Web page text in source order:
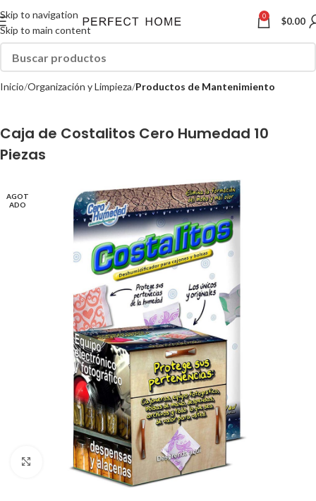
Skip to navigation
Skip to main content
0 $0.00
Inicio Organización y Limpieza Productos de Mantenimiento
Caja de Costalitos Cero Humedad 10
Piezas
AGOT
ADO
Click to enlarge